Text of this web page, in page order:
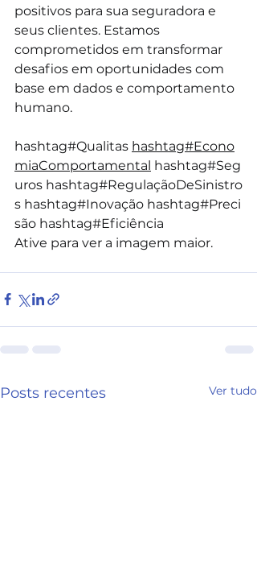
positivos para sua seguradora e
seus clientes. Estamos
comprometidos em transformar
desafios em oportunidades com
base em dados e comportamento
humano.
hashtag#Qualitas hashtag#Econo
miaComportamental hashtag#Seg
uros hashtag#RegulaçãoDeSinistro
s hashtag#Inovação hashtag#Preci
são hashtag#Eficiência
Ative para ver a imagem maior.
Posts recentes Ver tudo